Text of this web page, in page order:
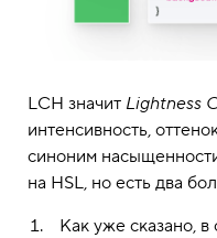
LCH значит Lightness
интенсивность,
синоним
на HSL, но есть два
Как уже сказано,